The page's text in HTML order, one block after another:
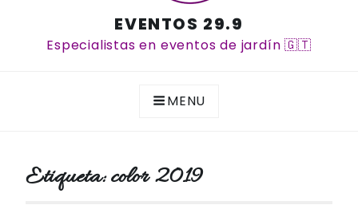
EVENTOS 29.9
Especialistas en eventos de jardín 🇬🇹
MENU
Etiqueta:color 2019